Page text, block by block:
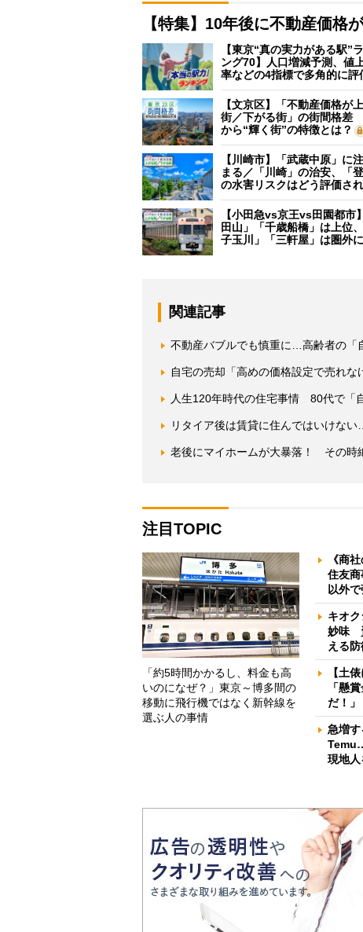
【特集】10年後に不動産価格
【東京“真の実力がある駅”
ング70】人口増減予測、値
率などの4指標で多角的に評
【文京区】「不動産価格が
街／下がる街」の街間格差
から“輝く街”の特徴とは？
【川崎市】「武蔵中原」に
まる／「川崎」の治安、「登
の水害リスクはどう評価さ
【小田急vs京王vs田園都市
田山」「千歳船橋」は上位
子玉川」「三軒屋」は圏外に
関連記事
不動産バブルでも慎重に…高齢者の「
自宅の売却「高めの価格設定で売れ
人生120年時代の住宅事情 80代で「
リタイア後は賃貸に住んではいけな
老後にマイホームが大暴落！ その時
注目TOPIC
「約5時間かかるし、料金も高
いのになぜ？」東京～博多間の
移動に飛行機ではなく新幹線を
選ぶ人の事情
《商
住友
以外
キオ
妙味
える
【土
「懸
だ！
急増
現地